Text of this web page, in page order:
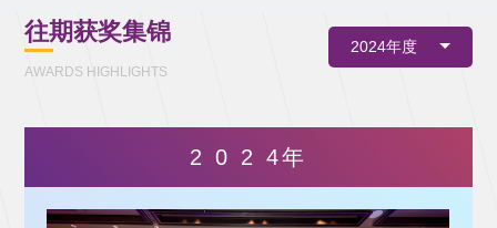
往期获奖集锦
AWARDS HIGHLIGHTS
2024年度
2 0 2 4年